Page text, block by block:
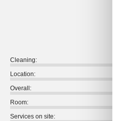
Cleaning:
Location:
Overall:
Room:
Services on site: